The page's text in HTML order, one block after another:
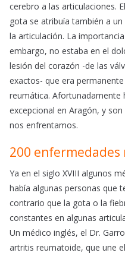
cerebro a las articulaciones.
gota se atribuía también a
la articulación. La
embargo, no estaba en el
lesión del corazón -de las
exactos- que era
reumática. Afortunadamente
excepcional en Aragón, y
nos enfrentamos.
200
Ya en el siglo XVIII algunos
había algunas personas que
contrario que la gota o la
constantes en algunas
Un médico inglés, el Dr.
artritis reumatoide, que une